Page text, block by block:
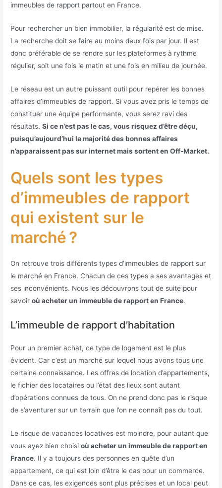
immeubles de rapport partout en France.
Pour rechercher un bien immobilier, la régularité est de mise.
La recherche doit se faire au moins deux fois par jour. Il est
donc préférable de se rendre sur les plateformes à rythme
régulier, soit une fois le matin et une fois en milieu de journée.
Le réseau est un autre puissant outil pour repérer les bonnes
affaires d’immeubles de rapport. Si vous avez pris le temps de
constituer une équipe performante, vous serez ravi des
résultats.Si ce n’est pas le cas, vous risquez d’être déçu,
puisqu’aujourd’hui la majorité des bonnes affaires
n’apparaissent pas sur internet mais sortent en Off-Market.
Quels sont les types
d’immeubles de rapport
qui existent sur le
marché ?
On retrouve trois différents types d’immeubles de rapport sur
le marché en France. Chacun de ces types a ses avantages et
ses inconvénients. Nous les découvrons tout de suite pour
savoiroù acheter un immeuble de rapport en France.
L’immeuble de rapport d’habitation
Pour un premier achat, ce type de logement est le plus
évident. Car c’est un marché sur lequel nous avons tous une
certaine connaissance. Les offres de location d’appartements,
le fichier des locataires ou l’état des lieux sont autant
d’opérations connues de tous. On ne prend donc pas le risque
de s’aventurer sur un terrain que l’on ne connaît pas du tout.
Le risque de vacances locatives est moindre, pour autant que
vous ayez bien choisioù acheter un immeuble de rapport en
France. Il y a toujours des personnes en quête d’un
appartement, ce qui est loin d’être le cas pour un commerce.
Dans ce cas, les exigences sont plus précises et un local peut